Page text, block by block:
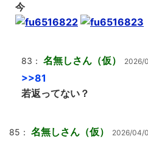
今
83： 名無しさん（仮） 2026/
>>81
若返ってない？
85： 名無しさん（仮） 2026/04/